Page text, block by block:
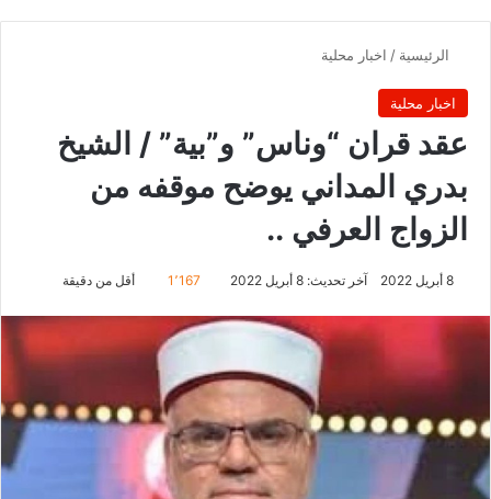
الرئيسية / اخبار محلية
اخبار محلية
عقد قران “وناس” و”بية” / الشيخ
بدري المداني يوضح موقفه من
الزواج العرفي ..
8 أبريل 2022 آخر تحديث: 8 أبريل 2022 1٬167 أقل من دقيقة